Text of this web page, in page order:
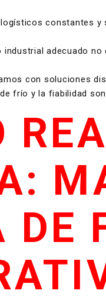
constantes y
adecuado
con soluciones
frío y la fiabilidad
DE